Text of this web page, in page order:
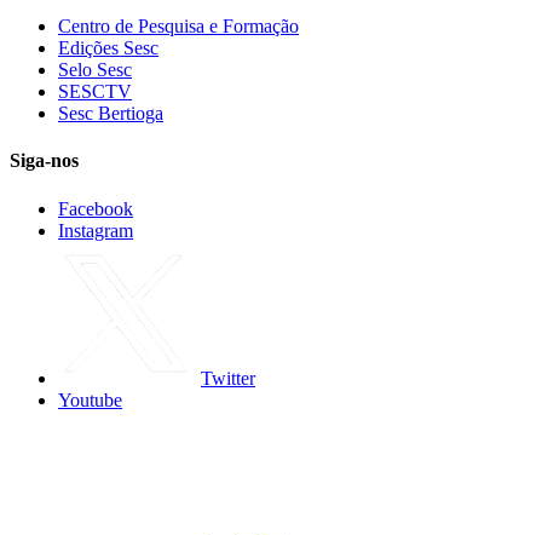
Centro de Pesquisa e Formação
Edições Sesc
Selo Sesc
SESCTV
Sesc Bertioga
Siga-nos
Facebook
Instagram
Twitter
Youtube